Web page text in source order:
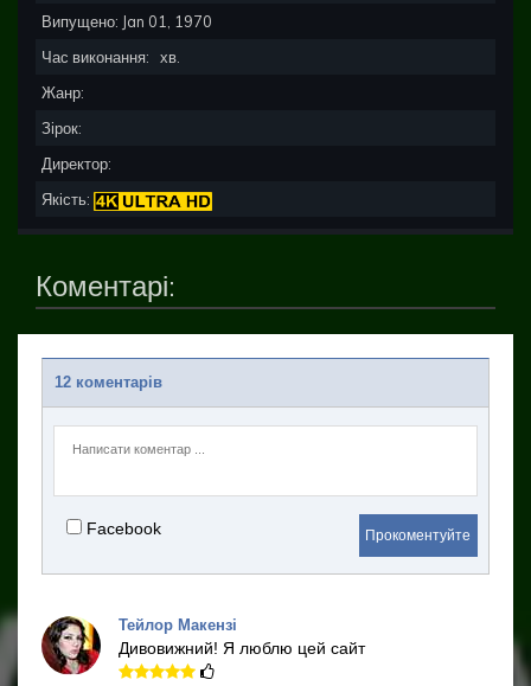
Випущено: Jan 01, 1970
Час виконання:
хв.
Жанр:
Зірок:
Директор:
Якість:
Коментарі:
12 коментарів
Facebook Прокоментуйте
Тейлор Макензі
Дивовижний! Я люблю цей сайт